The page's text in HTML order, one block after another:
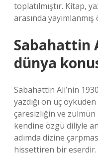
toplatılmıştır. Kitap,
arasında
Sabahattin
dünya
Sabahattin Ali’nin
yazdığı on üç
çaresizliğin ve zulmün
kendine özgü diliyle
adımda dizine
hissettiren bir eserdir.